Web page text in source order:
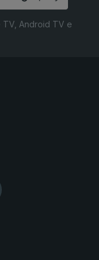
TV, Android TV e